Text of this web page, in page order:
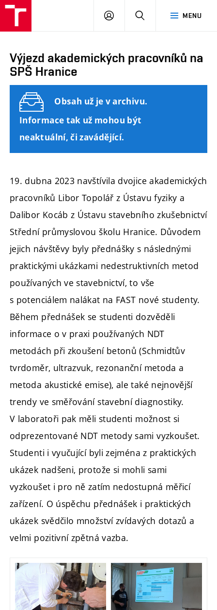
Brno
MENU
PŘIHLÁSIT
Výjezd akademických pracovníků na
SPŠ Hranice
Obsah už je v archivu.
Informace tak už mohou být
neaktuální, či zavádějící.
19. dubna 2023 navštívila dvojice akademických
pracovníků Libor Topolář z Ústavu fyziky a
Dalibor Kocáb z Ústavu stavebního zkušebnictví
Střední průmyslovou školu Hranice. Důvodem
jejich návštěvy byly přednášky s následnými
praktickými ukázkami nedestruktivních metod
používaných ve stavebnictví, to vše
s potenciálem nalákat na FAST nové studenty.
Během přednášek se studenti dozvěděli
informace o v praxi používaných NDT
metodách při zkoušení betonů (Schmidtův
tvrdoměr, ultrazvuk, rezonanční metoda a
metoda akustické emise), ale také nejnovější
trendy ve směřování stavební diagnostiky.
V laboratoři pak měli studenti možnost si
odprezentované NDT metody sami vyzkoušet.
Studenti i vyučující byli zejména z praktických
ukázek nadšeni, protože si mohli sami
vyzkoušet i pro ně zatím nedostupná měřicí
zařízení. O úspěchu přednášek i praktických
ukázek svědčilo množství zvídavých dotazů a
velmi pozitivní zpětná vazba.